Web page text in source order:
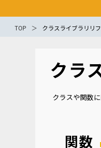
TOP クラスライブラリリ
クラ
クラスや関数
関数